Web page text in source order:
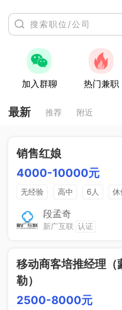
加入群聊 热门兼职
最新 推荐 附近
销售红娘
4000-10000元
无经验 高中 6人 休
五险一金段孟奇
新广互联 认证
移动商客培推经理（
勒）
2500-8000元